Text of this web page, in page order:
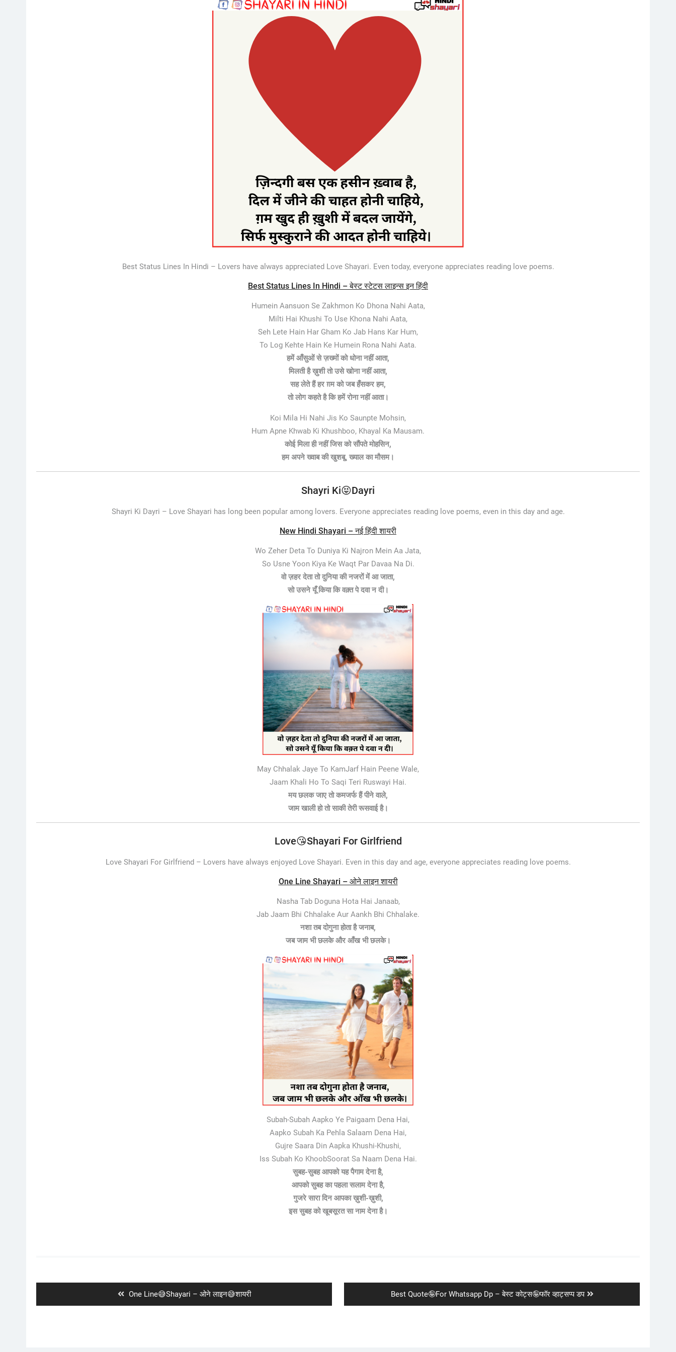
Best Status Lines In Hindi – Lovers have always appreciated Love Shayari. Even today, everyone appreciates reading love poems.
Best Status Lines In Hindi – बेस्ट स्टेटस लाइन्स इन हिंदी
Humein Aansuon Se Zakhmon Ko Dhona Nahi Aata,
Milti Hai Khushi To Use Khona Nahi Aata,
Seh Lete Hain Har Gham Ko Jab Hans Kar Hum,
To Log Kehte Hain Ke Humein Rona Nahi Aata.
हमें आँसुओं से ज़ख्मों को धोना नहीं आता,
मिलती है ख़ुशी तो उसे खोना नहीं आता,
सह लेते हैं हर ग़म को जब हँसकर हम,
तो लोग कहते है कि हमें रोना नहीं आता।
Koi Mila Hi Nahi Jis Ko Saunpte Mohsin,
Hum Apne Khwab Ki Khushboo, Khayal Ka Mausam.
कोई मिला ही नहीं जिस को सौंपते मोहसिन,
हम अपने ख्वाब की खुशबू, ख्याल का मौसम।
Shayri Ki😝Dayri
Shayri Ki Dayri – Love Shayari has long been popular among lovers. Everyone appreciates reading love poems, even in this day and age.
New Hindi Shayari – नई हिंदी शायरी
Wo Zeher Deta To Duniya Ki Najron Mein Aa Jata,
So Usne Yoon Kiya Ke Waqt Par Davaa Na Di.
वो ज़हर देता तो दुनिया की नजरों में आ जाता,
सो उसने यूँ किया कि वक़्त पे दवा न दी।
May Chhalak Jaye To KamJarf Hain Peene Wale,
Jaam Khali Ho To Saqi Teri Ruswayi Hai.
मय छलक जाए तो कमजर्फ हैं पीने वाले,
जाम खाली हो तो साकी तेरी रूसवाई है।
Love😘Shayari For Girlfriend
Love Shayari For Girlfriend – Lovers have always enjoyed Love Shayari. Even in this day and age, everyone appreciates reading love poems.
One Line Shayari – ओने लाइन शायरी
Nasha Tab Doguna Hota Hai Janaab,
Jab Jaam Bhi Chhalake Aur Aankh Bhi Chhalake.
नशा तब दोगुना होता है जनाब,
जब जाम भी छलके और आँख भी छलके।
Subah-Subah Aapko Ye Paigaam Dena Hai,
Aapko Subah Ka Pehla Salaam Dena Hai,
Gujre Saara Din Aapka Khushi-Khushi,
Iss Subah Ko KhoobSoorat Sa Naam Dena Hai.
सुबह-सुबह आपको यह पैगाम देना है,
आपको सुबह का पहला सलाम देना है,
गुजरे सारा दिन आपका ख़ुशी-ख़ुशी,
इस सुबह को खूबसूरत सा नाम देना है।
Previous
post:
One Line😅Shayari – ओने लाइन😅शायरी
Next
post:
Best Quote🤪For Whatsapp Dp – बेस्ट कोट्स🤪फॉर व्हाट्सप्प डप